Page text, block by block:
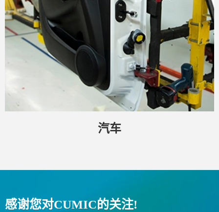
汽车
感谢您对CUMIC的关注!